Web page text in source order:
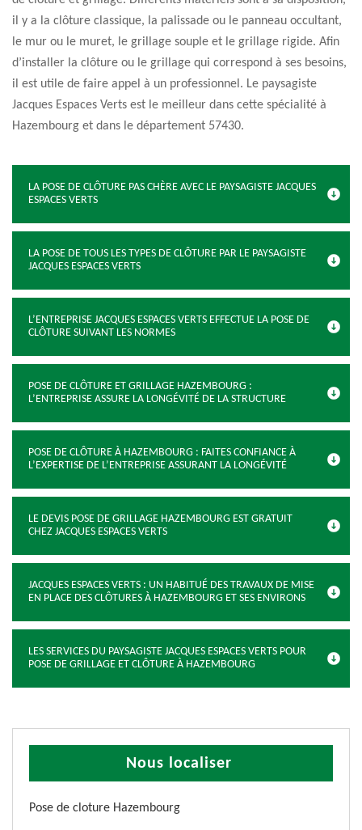
il y a la clôture classique, la palissade ou le panneau occultant,
le mur ou le muret, le grillage souple et le grillage rigide. Afin
d’installer la clôture ou le grillage qui correspond à ses besoins,
il est utile de faire appel à un professionnel. Le paysagiste
Jacques Espaces Verts est le meilleur dans cette spécialité à
Hazembourg et dans le département 57430.
LA POSE DE CLÔTURE PAS CHÈRE AVEC LE PAYSAGISTE JACQUES
ESPACES VERTS
LA POSE DE TOUS LES TYPES DE CLÔTURE PAR LE PAYSAGISTE
JACQUES ESPACES VERTS
L’ENTREPRISE JACQUES ESPACES VERTS EFFECTUE LA POSE DE
CLÔTURE SUIVANT LES NORMES
POSE DE CLÔTURE ET GRILLAGE HAZEMBOURG :
L’ENTREPRISE ASSURE LA LONGÉVITÉ DE LA STRUCTURE
POSE DE CLÔTURE À HAZEMBOURG : FAITES CONFIANCE À
L’EXPERTISE DE L’ENTREPRISE ASSURANT LA LONGÉVITÉ
LE DEVIS POSE DE GRILLAGE HAZEMBOURG EST GRATUIT
CHEZ JACQUES ESPACES VERTS
JACQUES ESPACES VERTS : UN HABITUÉ DES TRAVAUX DE MISE
EN PLACE DES CLÔTURES À HAZEMBOURG ET SES ENVIRONS
LES SERVICES DU PAYSAGISTE JACQUES ESPACES VERTS POUR
POSE DE GRILLAGE ET CLÔTURE À HAZEMBOURG
Nous localiser
Pose de cloture Hazembourg